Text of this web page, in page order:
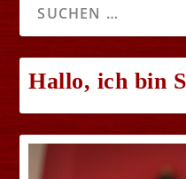
Hallo, ich bin